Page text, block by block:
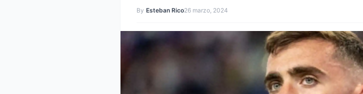
By Esteban Rico26 marzo, 2024